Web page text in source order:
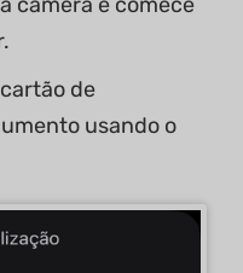
de
usando o